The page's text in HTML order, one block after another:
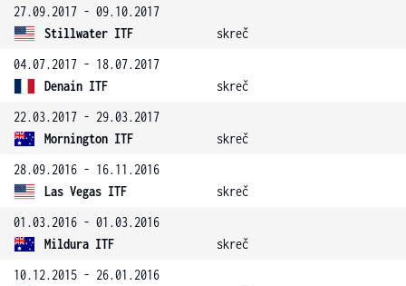
27.09.2017 - 09.10.2017
Stillwater ITF
skreč
04.07.2017 - 18.07.2017
Denain ITF
skreč
22.03.2017 - 29.03.2017
Mornington ITF
skreč
28.09.2016 - 16.11.2016
Las Vegas ITF
skreč
01.03.2016 - 01.03.2016
Mildura ITF
skreč
10.12.2015 - 26.01.2016